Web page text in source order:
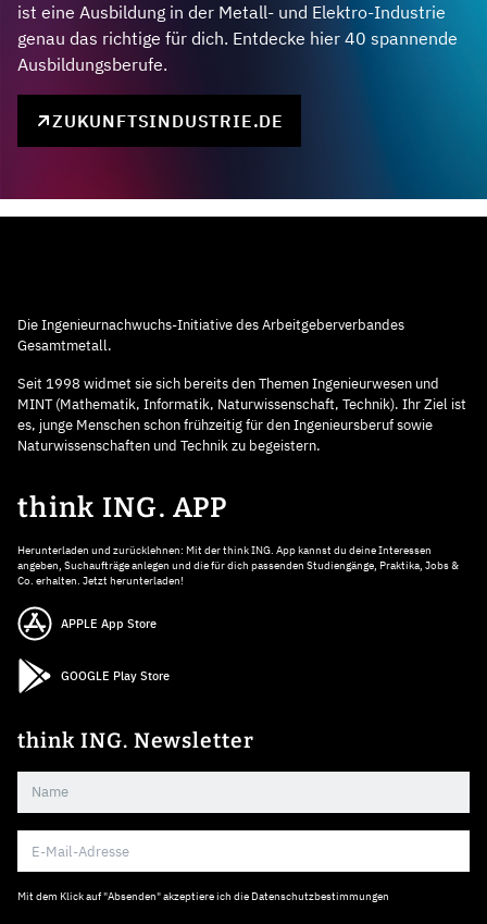
ist eine Ausbildung in der Metall- und Elektro-Industrie
genau das richtige für dich. Entdecke hier 40 spannende
Ausbildungsberufe.
ZUKUNFTSINDUSTRIE.DE
Die Ingenieurnachwuchs-Initiative des Arbeitgeberverbandes
Gesamtmetall.
Seit 1998 widmet sie sich bereits den Themen Ingenieurwesen und
MINT (Mathematik, Informatik, Naturwissenschaft, Technik). Ihr Ziel ist
es, junge Menschen schon frühzeitig für den Ingenieursberuf sowie
Naturwissenschaften und Technik zu begeistern.
think ING. APP
Herunterladen und zurücklehnen: Mit der think ING. App kannst du deine Interessen
angeben, Suchaufträge anlegen und die für dich passenden Studiengänge, Praktika, Jobs &
Co. erhalten. Jetzt herunterladen!
APPLE App Store
GOOGLE Play Store
think ING. Newsletter
Mit dem Klick auf "Absenden" akzeptiere ich die Datenschutzbestimmungen